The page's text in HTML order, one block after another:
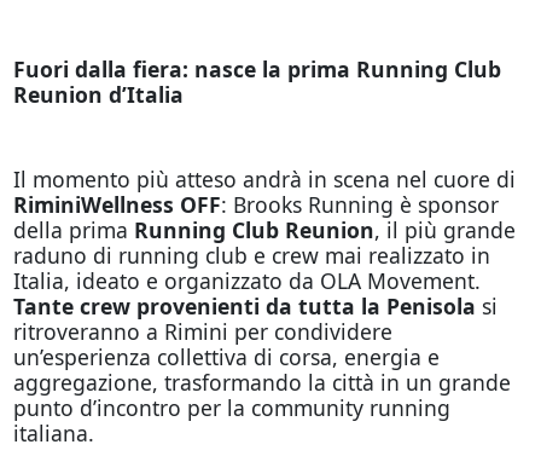
Fuori dalla fiera: nasce la prima Running Club
Reunion d’Italia
Il momento più atteso andrà in scena nel cuore di
RiminiWellness OFF: Brooks Running è sponsor
della prima Running Club Reunion, il più grande
raduno di running club e crew mai realizzato in
Italia, ideato e organizzato da OLA Movement.
Tante crew provenienti da tutta la Penisola si
ritroveranno a Rimini per condividere
un’esperienza collettiva di corsa, energia e
aggregazione, trasformando la città in un grande
punto d’incontro per la community running
italiana.